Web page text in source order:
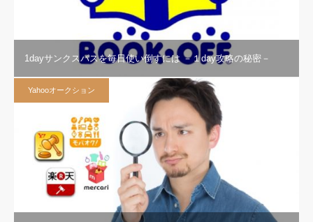
1dayサンクスパスを毎日使い倒すには －１day攻略の秘密－
Yahooオークション